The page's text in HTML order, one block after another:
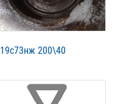
19с73нж 200\40